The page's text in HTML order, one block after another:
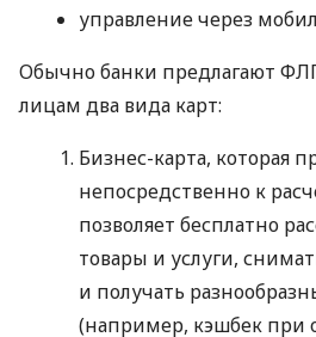
управление через
Обычно банки предлагают
лицам два вида карт:
Бизнес-карта, которая
непосредственно к
позволяет бесплатно
товары и услуги,
и получать
(например, кэшбек при